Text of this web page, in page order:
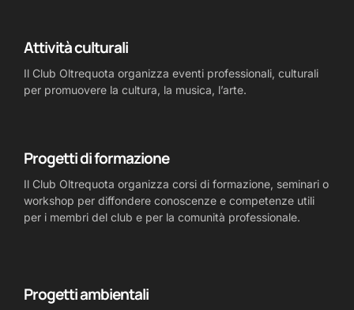
Attività culturali
Il Club Oltrequota organizza eventi professionali, culturali
per promuovere la cultura, la musica, l’arte.
Progetti di formazione
Il Club Oltrequota organizza corsi di formazione, seminari o
workshop per diffondere conoscenze e competenze utili
per i membri del club e per la comunità professionale.
Progetti ambientali